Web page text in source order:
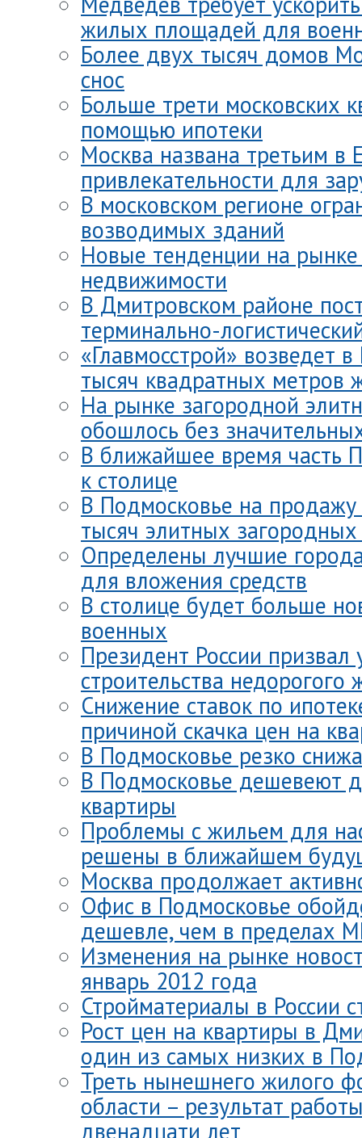
жилых площадей для
Более двух тысяч домов
снос
Больше трети московских
помощью ипотеки
Москва названа третьим в
привлекательности для
В московском регионе
возводимых зданий
Новые тенденции на
недвижимости
В Дмитровском районе
терминально-
«Главмосстрой» возведет
тысяч квадратных метров
На рынке загородной
обошлось без
В ближайшее время часть
к столице
В Подмосковье на
тысяч элитных
Определены лучшие
для вложения средств
В столице будет больше
военных
Президент России
строительства недорогого
Снижение ставок по
причиной скачка цен на
В Подмосковье резко
В Подмосковье дешевеют
квартиры
Проблемы с жильем для
решены в ближайшем
Москва продолжает
Офис в Подмосковье
дешевле, чем в пределах
Изменения на рынке
январь 2012 года
Стройматериалы в России
Рост цен на квартиры в
один из самых низких в
Треть нынешнего жилого
области – результат
двенадцати лет